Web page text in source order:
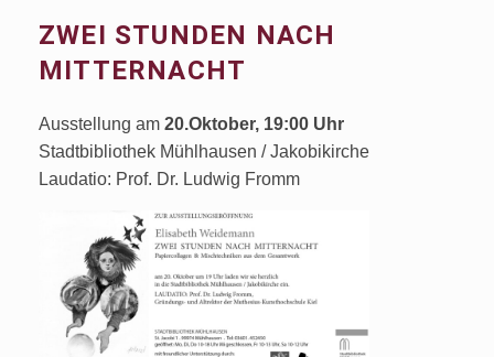
ZWEI STUNDEN NACH
MITTERNACHT
Ausstellung am 20.Oktober, 19:00 Uhr
Stadtbibliothek Mühlhausen / Jakobikirche
Laudatio: Prof. Dr. Ludwig Fromm